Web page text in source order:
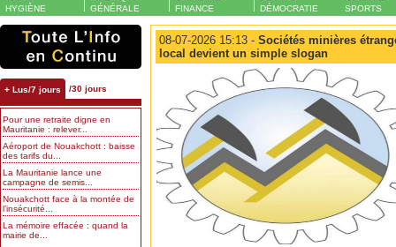
HYGIÈNE
GÉNÉRALE
FINANCE
DÉMOCRATIE
SPORTS
+ Lus/7 jours /30 jours
Pour une retraite digne en
Mauritanie : relever...
Aéroport de Nouakchott : baisse
des tarifs du...
La Mauritanie lance une
campagne de semis...
Nouakchott face à la montée de
l’insécurité...
La mémoire effacée : quand la
mairie de...
08-07-2026 15:13 - Sociétés minières
local devient un simple slogan